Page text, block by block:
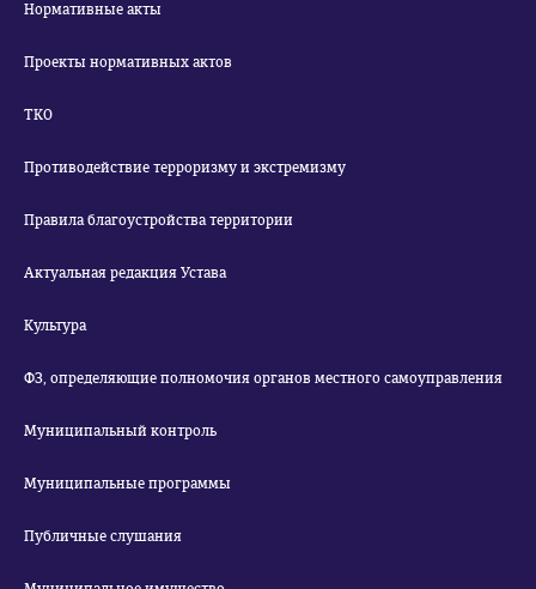
Нормативные акты
Проекты нормативных актов
ТКО
Противодействие терроризму и экстремизму
Правила благоустройства территории
Актуальная редакция Устава
Культура
ФЗ, определяющие полномочия органов местного самоуправления
Муниципальный контроль
Муниципальные программы
Публичные слушания